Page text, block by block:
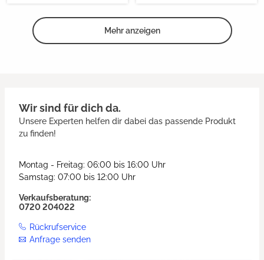
Mehr anzeigen
Wir sind für dich da.
Unsere Experten helfen dir dabei das passende Produkt
zu finden!
Montag - Freitag: 06:00 bis 16:00 Uhr
Samstag: 07:00 bis 12:00 Uhr
Verkaufsberatung:
0720 204022
Rückrufservice
Anfrage senden